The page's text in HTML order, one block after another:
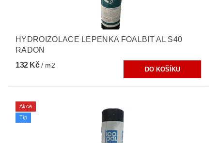
HYDROIZOLACE LEPENKA FOALBIT AL S40
RADON
132 Kč/ m2
Akce
Tip